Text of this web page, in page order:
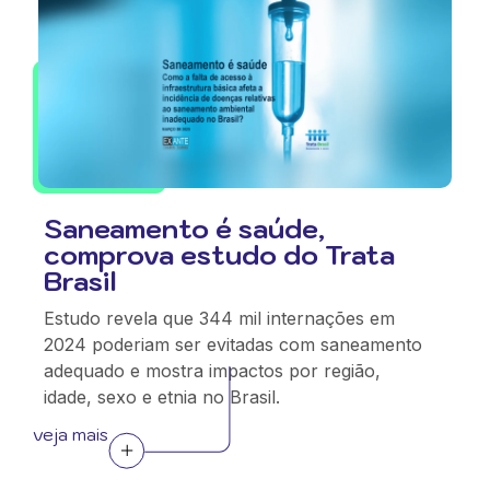
Saneamento é saúde,
comprova estudo do Trata
Brasil
Estudo revela que 344 mil internações em
2024 poderiam ser evitadas com saneamento
adequado e mostra impactos por região,
idade, sexo e etnia no Brasil.
veja mais